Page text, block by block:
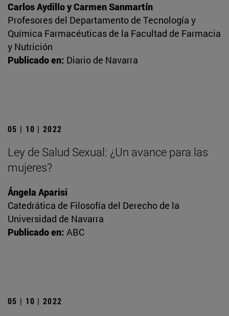
Carlos Aydillo y Carmen Sanmartín
Profesores del Departamento de Tecnología y
Química Farmacéuticas de la Facultad de Farmacia
y Nutrición
Publicado en: Diario de Navarra
05 | 10 | 2022
Ley de Salud Sexual: ¿Un avance para las
mujeres?
Ángela Aparisi
Catedrática de Filosofía del Derecho de la
Universidad de Navarra
Publicado en: ABC
05 | 10 | 2022